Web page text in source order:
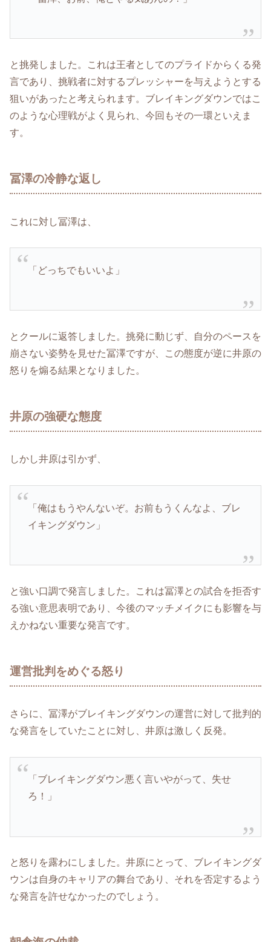
と挑発しました。これは王者としてのプライドからくる発
言であり、挑戦者に対するプレッシャーを与えようとする
狙いがあったと考えられます。ブレイキングダウンではこ
のような心理戦がよく見られ、今回もその一環といえま
す。
冨澤の冷静な返し
これに対し冨澤は、
「どっちでもいいよ」
とクールに返答しました。挑発に動じず、自分のペースを
崩さない姿勢を見せた冨澤ですが、この態度が逆に井原の
怒りを煽る結果となりました。
井原の強硬な態度
しかし井原は引かず、
「俺はもうやんないぞ。お前もうくんなよ、ブレ
イキングダウン」
と強い口調で発言しました。これは冨澤との試合を拒否す
る強い意思表明であり、今後のマッチメイクにも影響を与
えかねない重要な発言です。
運営批判をめぐる怒り
さらに、冨澤がブレイキングダウンの運営に対して批判的
な発言をしていたことに対し、井原は激しく反発。
「ブレイキングダウン悪く言いやがって、失せ
ろ！」
と怒りを露わにしました。井原にとって、ブレイキングダ
ウンは自身のキャリアの舞台であり、それを否定するよう
な発言を許せなかったのでしょう。